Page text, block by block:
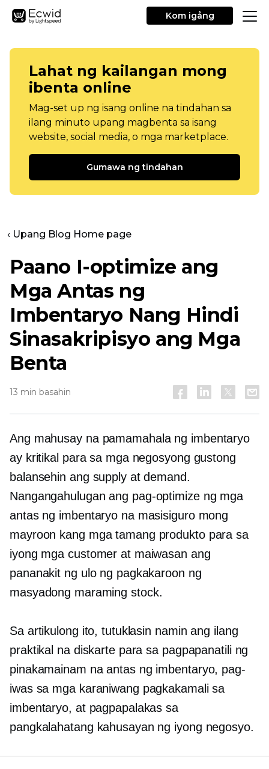
Kom igång
Lahat ng kailangan mong
ibenta online
Mag-set up ng isang online na tindahan sa
ilang minuto upang magbenta sa isang
website, social media, o mga marketplace.
Gumawa ng tindahan
‹ Upang Blog Home page
Paano I-optimize ang
Mga Antas ng
Imbentaryo Nang Hindi
Sinasakripisyo ang Mga
Benta
13 min basahin
Ang mahusay na pamamahala ng imbentaryo
ay kritikal para sa mga negosyong gustong
balansehin ang supply at demand.
Nangangahulugan ang pag-optimize ng mga
antas ng imbentaryo na masisiguro mong
mayroon kang mga tamang produkto para sa
iyong mga customer at maiwasan ang
pananakit ng ulo ng pagkakaroon ng
masyadong maraming stock.
Sa artikulong ito, tutuklasin namin ang ilang
praktikal na diskarte para sa pagpapanatili ng
pinakamainam na antas ng imbentaryo, pag-
iwas sa mga karaniwang pagkakamali sa
imbentaryo, at pagpapalakas sa
pangkalahatang kahusayan ng iyong negosyo.